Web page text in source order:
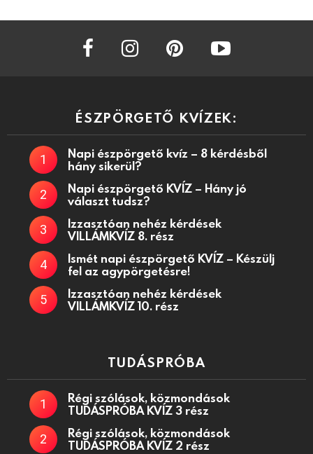
facebook instagram
ÉSZPÖRGETŐ KVÍZEK:
Napi észpörgető kvíz – 8 kérdésből
hány sikerül?
Napi észpörgető KVÍZ – Hány jó
választ tudsz?
Izzasztóan nehéz kérdések
VILLÁMKVÍZ 8. rész
Ismét napi észpörgető KVÍZ – Készülj
fel az agypörgetésre!
Izzasztóan nehéz kérdések
VILLÁMKVÍZ 10. rész
TUDÁSPRÓBA
Régi szólások, közmondások
TUDÁSPRÓBA KVÍZ 3 rész
Régi szólások, közmondások
TUDÁSPRÓBA KVÍZ 2 rész